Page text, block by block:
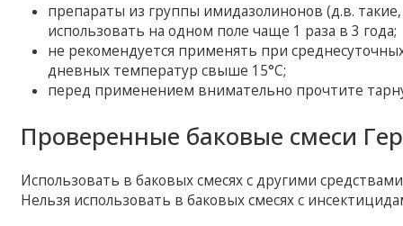
препараты из группы имидазолинонов (д.в.
использовать на одном поле чаще 1 раза в 3 года;
не рекомендуется применять при
дневных температур свыше 15°C;
перед применением внимательно прочтите
Проверенные баковые смеси
Использовать в баковых смесях с другими
Нельзя использовать в баковых смесях с